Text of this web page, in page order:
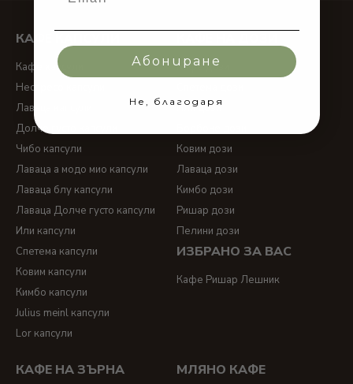
КАФЕ КАПСУЛИ
Кафе капсули
Неспресо капсули
Лаваца капсули
Долче густо капсули
Чибо капсули
Лаваца а модо мио капсули
Лаваца блу капсули
Лаваца Долче густо капсули
Или капсули
Спетема капсули
Ковим капсули
Кимбо капсули
Julius meinl капсули
Lor капсули
Кафе дози
Или дози
Ковим дози
Лаваца дози
Кимбо дози
Ришар дози
Пелини дози
ИЗБРАНО ЗА ВАС
Кафе Ришар Лешник
КАФЕ НА ЗЪРНА МЛЯНО КАФЕ
Абониране
Не, благодаря